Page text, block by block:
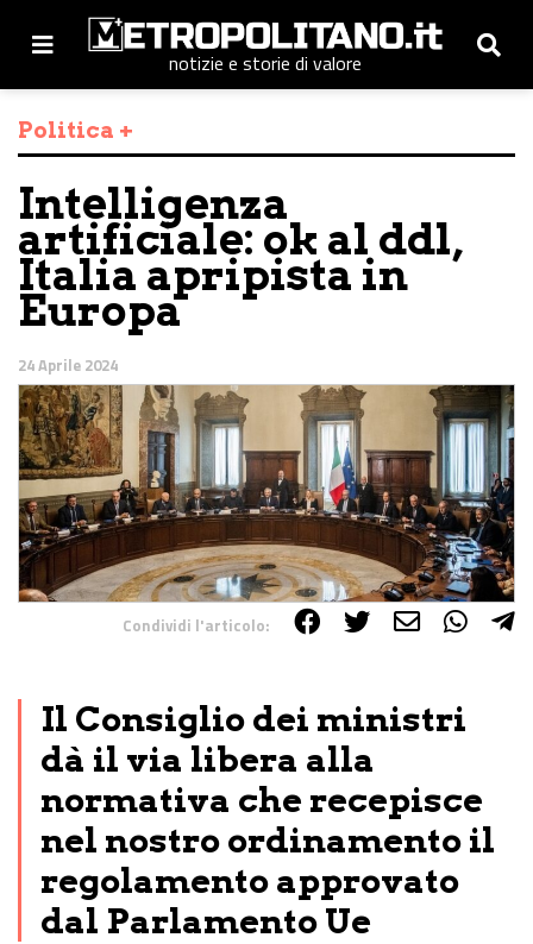
notizie e storie di valore
Politica +
Intelligenza
artificiale: ok al ddl,
Italia apripista in
Europa
24 Aprile 2024
Condividi l'articolo:
Il Consiglio dei ministri
dà il via libera alla
normativa che recepisce
nel nostro ordinamento il
regolamento approvato
dal Parlamento Ue